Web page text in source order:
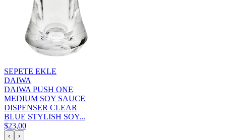
SEPETE EKLE
DAIWA
DAIWA PUSH ONE
MEDIUM SOY SAUCE
DISPENSER CLEAR
BLUE STYLISH SOY...
$23,00
‹ ›